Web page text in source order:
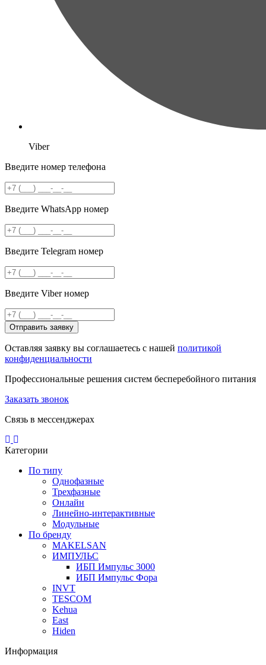
Viber
Введите номер телефона
Введите WhatsApp номер
Введите Telegram номер
Введите Viber номер
Отправить заявку
Оставляя заявку вы соглашаетесь с нашей политикой
конфиденциальности
Профессиональные решения систем бесперебойного питания
Заказать звонок
Связь в мессенджерах
Категории
По типу
Однофазные
Трехфазные
Онлайн
Линейно-интерактивные
Модульные
По бренду
MAKELSAN
ИМПУЛЬС
ИБП Импульс 3000
ИБП Импульс Фора
INVT
TESCOM
Kehua
East
Hiden
Информация